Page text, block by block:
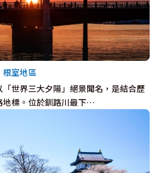
世界三大夕陽」絕景聞名，是結合歷
地標。位於釧路川最下…
室地區